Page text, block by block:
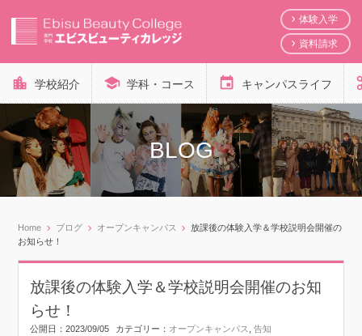
体験入学
資料請求
学校紹介 学科・コース キャンパスライフ
BLOG
Home ブログ オープンキャンパス
放課後の体験入学＆学校説明会開催の
お知らせ！
放課後の体験入学＆学校説明会開催のお知
らせ！
公開日：2023/09/05 カテゴリー： オープンキャンパス 告知